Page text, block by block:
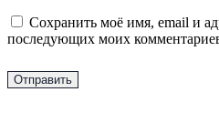
Сохранить моё имя, email и
последующих моих